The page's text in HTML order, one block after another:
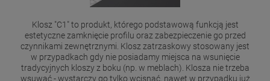
Klosz "C1" to produkt, którego podstawową funkcją jest
estetyczne zamknięcie profilu oraz zabezpieczenie go przed
czynnikami zewnętrznymi. Klosz zatrzaskowy stosowany jest
w przypadkach gdy nie posiadamy miejsca na wsunięcie
tradycyjnych kloszy z boku (np. w meblach). Klosza nie trzeba
wsuwać - wystarczy go tylko wcisnąć, nawet w przypadku już